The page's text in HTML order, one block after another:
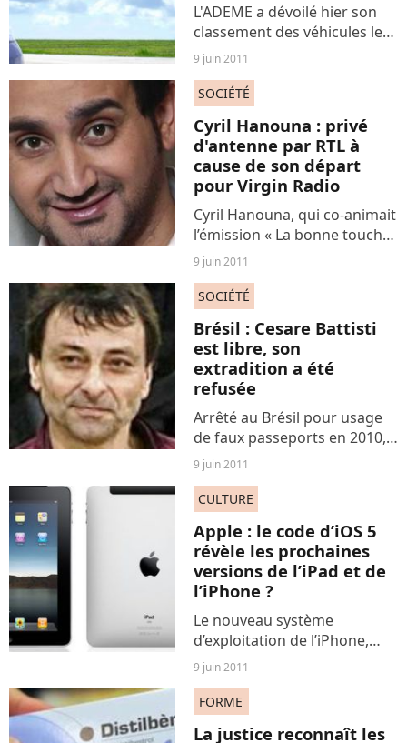
L'ADEME a dévoilé hier son
classement des véhicules les
moins polluants d'Europe. La
prime à la casse, le bonus-
malus et l'arrivée des
voitures hybrides sur le
marché, ont permis à...
9 juin 2011
SOCIÉTÉ
Cyril Hanouna : privé
d'antenne par RTL à
cause de son départ
pour Virgin Radio
Cyril Hanouna, qui co-animait
l’émission « La bonne touche
» sur RTL avec Jean-Pierre
Foucault, a annoncé qu’il
quittait la radio pour
rejoindre la matinale de
Virgin Radio, de 6 heures...
9 juin 2011
SOCIÉTÉ
Brésil : Cesare Battisti
est libre, son
extradition a été
refusée
Arrêté au Brésil pour usage
de faux passeports en 2010,
Cesare Battisti est libre. Le
Brésil a refusé de l'extrader
vers l'Italie où l’ancien
activiste d’extrême-gauche a
été condamné...
9 juin 2011
CULTURE
Apple : le code d’iOS 5
révèle les prochaines
versions de l’iPad et de
l’iPhone ?
Le nouveau système
d’exploitation de l’iPhone,
l’iOS 5, cacherait quelques
informations qu’Apple s’est
bien gardé de nous révéler.
En effet, des développeurs
9 juin 2011
FORME
La justice reconnaît les